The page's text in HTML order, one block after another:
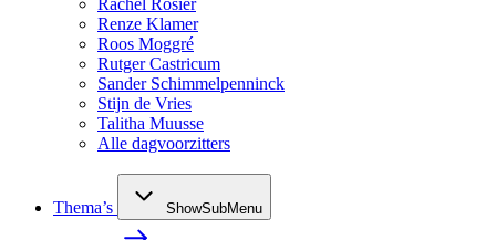
Rachel Rosier
Renze Klamer
Roos Moggré
Rutger Castricum
Sander Schimmelpenninck
Stijn de Vries
Talitha Muusse
Alle dagvoorzitters
Thema’s ShowSubMenu